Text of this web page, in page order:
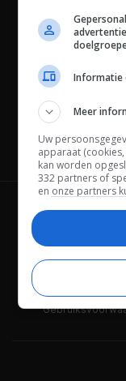
Channels
Wie is FWD
Adverteren
Informatie
Meer
Uw
apparaat
kan worden
332 partners of
en onze partners
Bepaalde
beheren. Zoek
een link om uw
privacy- en cookie-